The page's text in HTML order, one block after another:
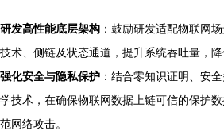
研发高性能底层架构 ：鼓励研发适配物联网
技术、侧链及状态通道，提升系统吞吐量，降
强化安全与隐私保护 ：结合零知识证明、安
学技术，在确保物联网数据上链可信的保护
范网络攻击。